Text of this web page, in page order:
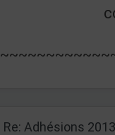
Re: Adhésions 2013